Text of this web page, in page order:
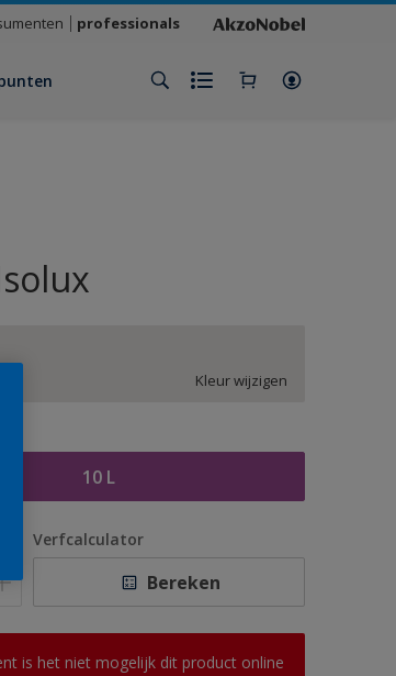
professionals
Kleur wijzigen
10 L
Verfcalculator
Bereken
is het niet mogelijk dit product online